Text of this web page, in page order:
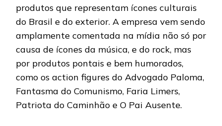
produtos que representam ícones culturais
do Brasil e do exterior. A empresa vem sendo
amplamente comentada na mídia não só por
causa de ícones da música, e do rock, mas
por produtos pontais e bem humorados,
como os action figures do Advogado Paloma,
Fantasma do Comunismo, Faria Limers,
Patriota do Caminhão e O Pai Ausente.